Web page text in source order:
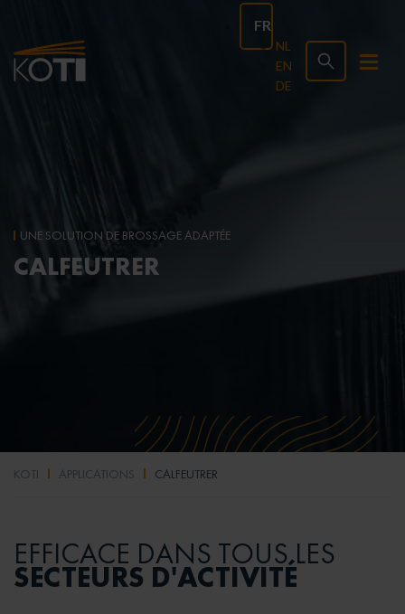
FR
NL
EN
DE
UNE SOLUTION DE BROSSAGE ADAPTÉE
CALFEUTRER
KOTI APPLICATIONS CALFEUTRER
EFFICACE DANS TOUS LES
SECTEURS D'ACTIVITÉ